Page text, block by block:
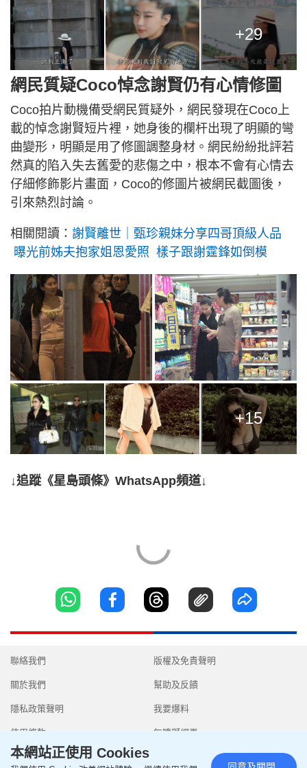
+29
網民質疑Coco悼念謝賢仍有心情修圖
Coco拍片動機備受網民質疑外，網民發現在Coco上
載的悼念謝賢短片裡，她身後的欄杆出現了明顯的彎
曲變形，明顯是用了修圖調整身材。網民紛紛批評若
然真的陷入失去舊愛的悲傷之中，根本不會有心情去
仔細修飾影片畫面，Coco的修圖片被網民截圖後，
引來熱烈討論。
相關閱讀： 謝賢離世｜甄珍親妹分享四哥頂級人品
曝光前姊夫抱家姐恩愛照 樣子跟謝霆鋒如倒模
+15
↓追蹤《星島頭條》WhatsApp頻道↓
聯絡我們
關於我們
隱私政策聲明
使用條款
版權及免責聲明
幫助及反饋
我要爆料
無障礙網頁
本網站正使用 Cookies